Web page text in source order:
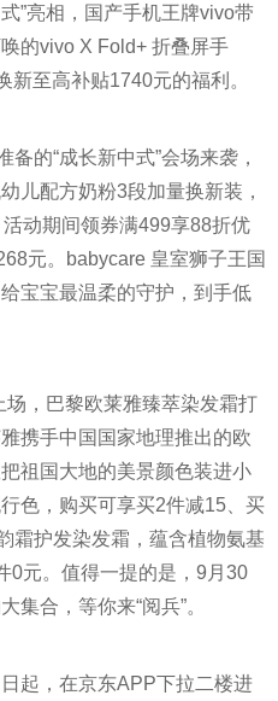
”亮相，国产手机王牌vivo带
的vivo X Fold+ 折叠屏手
新至高补贴1740元的福利。
的“成长新中式”会场来袭，
儿配方奶粉3段加量换新装，
动期间领券满499享88折优
元。babycare 皇室狮子王国
宝宝最温柔的守护，到手低
场，巴黎欧莱雅臻萃染发霜打
携手中国国家地理推出的欧
祖国大地的美景颜色装进小
色，购买可享买2件减15、买
霜护发染发霜，蕴含植物氨基
0元。值得一提的是，9月30
集合，等你来“阅兵”。
起，在京东APP下拉二楼进